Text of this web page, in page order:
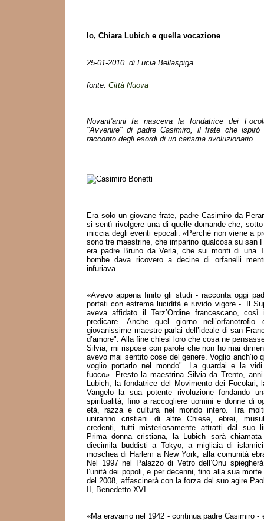
Io, Chiara Lubich e quella vocazione
25-01-2010 di Lucia Bellaspiga
fonte: Città Nuova
Novant'anni fa nasceva la fondatrice dei
"Avvenire" di padre Casimiro, il frate che
racconto degli esordi di un carisma rivoluzionario.
Era solo un giovane frate, padre Casimiro da
si sentì rivolgere una di quelle domande che,
miccia degli eventi epocali: «Perché non viene a
sono tre maestrine, che imparino qualcosa su san
era padre Bruno da Verla, che sui monti di una
bombe dava ricovero a decine di orfanelli
infuriava.
«Avevo appena finito gli studi - racconta oggi
portati con estrema lucidità e ruvido vigore -. Il
aveva affidato il Terz’Ordine francescano,
predicare. Anche quel giorno
giovanissime maestre parlai dell’ideale di san
d’amore". Alla fine chiesi loro che cosa ne
Silvia, mi rispose con parole che non ho mai
avevo mai sentito cose del genere. Voglio anch’io
voglio portarlo nel mondo". La guardai e la
fuoco». Presto la maestrina Silvia da Trento,
Lubich, la fondatrice del Movimento dei Focolari,
Vangelo la sua potente rivoluzione fondando
spiritualità, fino a raccogliere uomini e donne di
età, razza e cultura nel mondo intero. Tra
uniranno cristiani di altre Chiese, ebrei,
credenti, tutti misteriosamente attratti dal suo
Prima donna cristiana, la Lubich sarà
diecimila buddisti a Tokyo, a migliaia di islamici
moschea di Harlem a New York, alla comunità
Nel 1997 nel Palazzo di Vetro dell’Onu
l’unità dei popoli, e per decenni, fino alla sua
del 2008, affascinerà con la forza del suo agire
II, Benedetto XVI...
«Ma eravamo nel 1942 - continua padre Casimiro -